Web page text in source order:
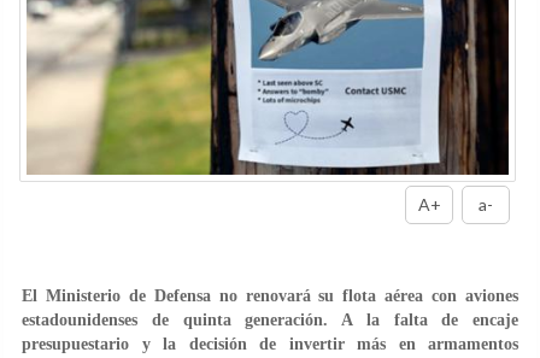
A+ a-
El Ministerio de Defensa no renovará su flota aérea con aviones
estadounidenses de quinta generación. A la falta de encaje
presupuestario y la decisión de invertir más en armamentos